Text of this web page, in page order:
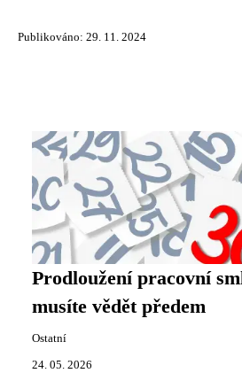
Publikováno: 29. 11. 2024
Prodloužení pracovní
musíte vědět předem
Ostatní
24. 05. 2026